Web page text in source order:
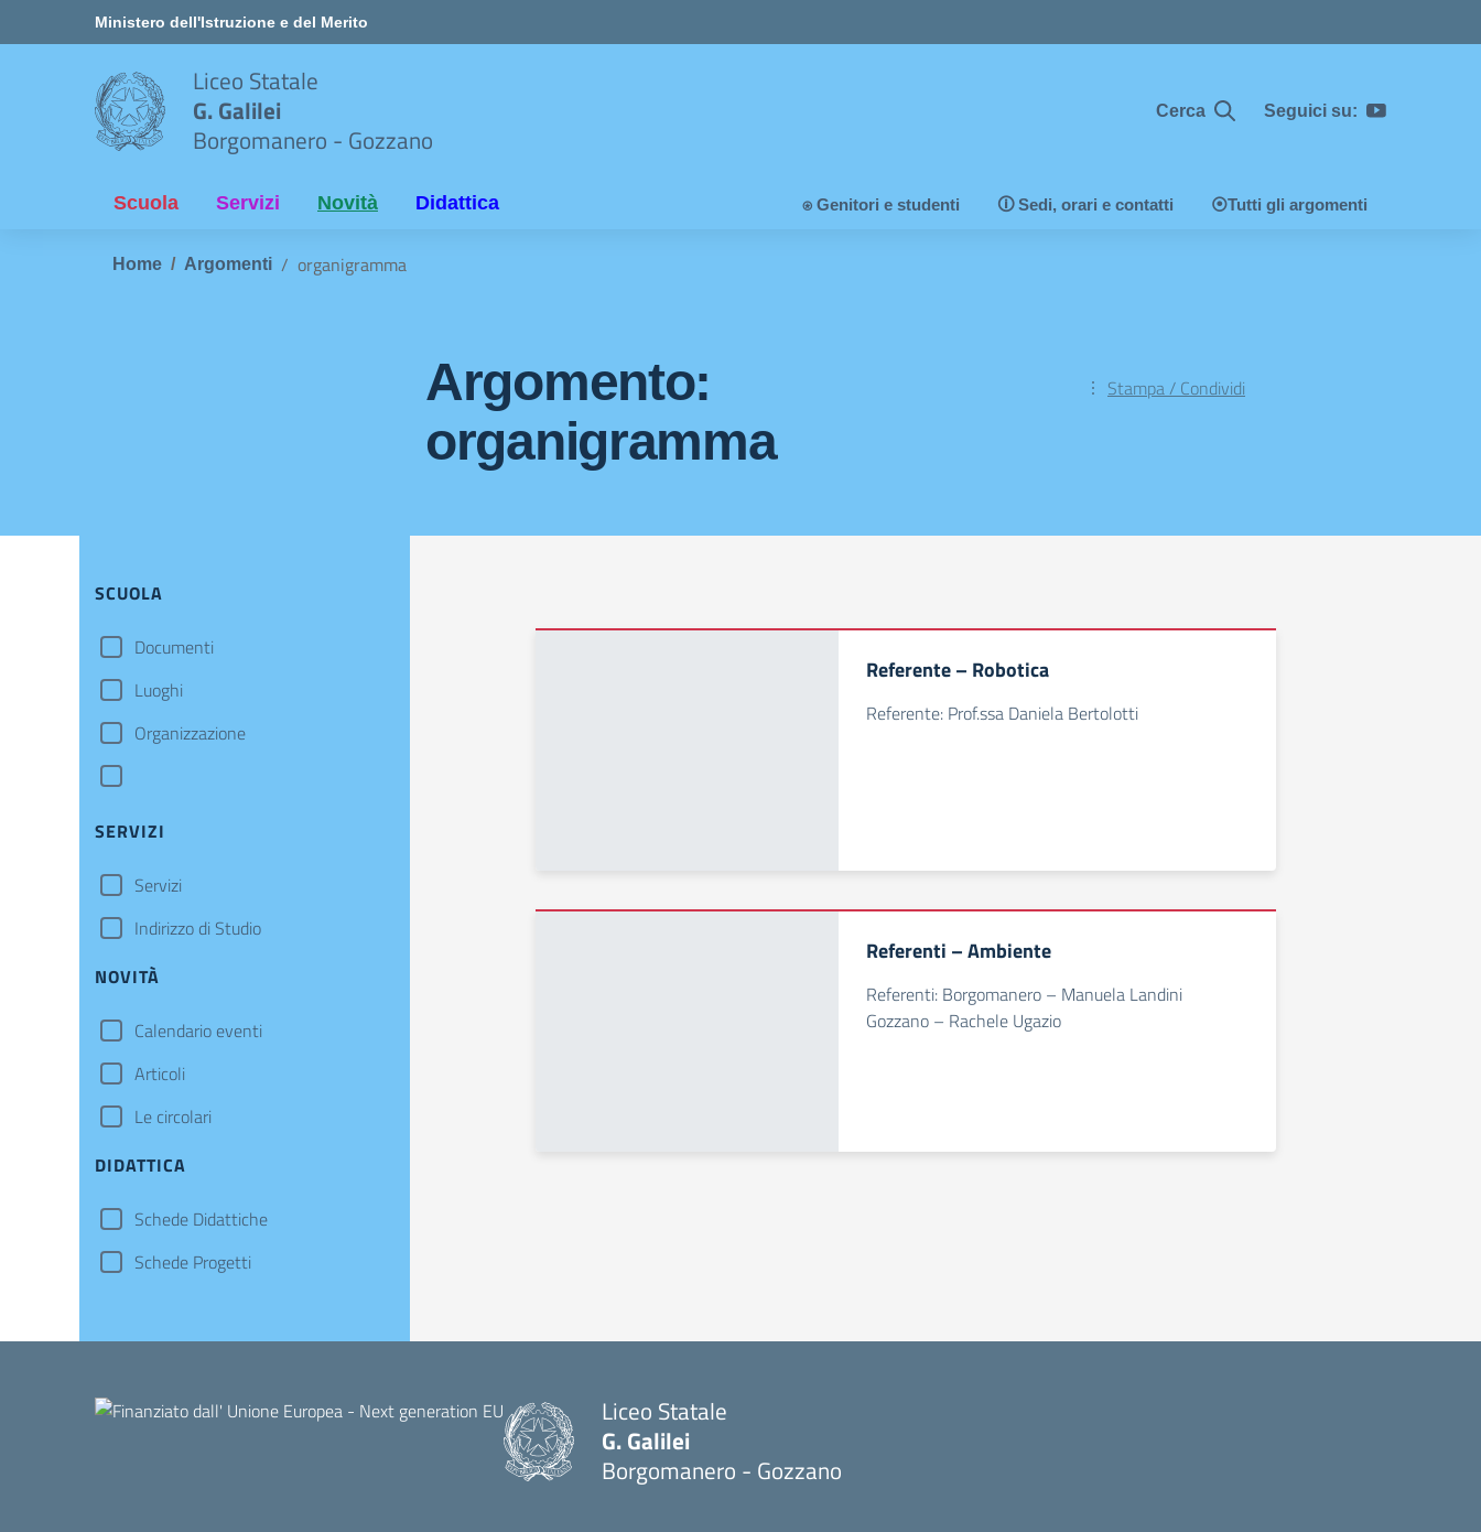
Vai ai contenuti
Vai al menu di navigazioneMinistero dell'Istruzione e del Merito
Liceo Statale
G. Galilei
Borgomanero - Gozzano
Cerca Seguici su:
Scuola Servizi Novità Didattica ⍟ Genitori e studenti 🛈 Sedi, orari e contatti ⦿Tutti gli argomenti
Home Argomenti organigramma
Argomento:
organigramma
Stampa / Condividi
SCUOLA
Documenti
Luoghi
Organizzazione
SERVIZI
Servizi
Indirizzo di Studio
NOVITÀ
Calendario eventi
Articoli
Le circolari
DIDATTICA
Schede Didattiche
Schede Progetti
Referente – Robotica
Referente: Prof.ssa Daniela Bertolotti
Referenti – Ambiente
Referenti: Borgomanero – Manuela Landini
Gozzano – Rachele Ugazio
Liceo Statale
G. Galilei
Borgomanero - Gozzano